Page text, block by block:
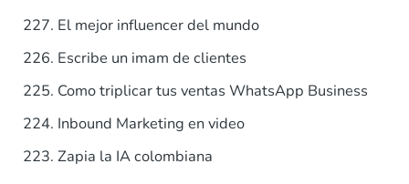
p
o
227. El mejor influencer del mundo
226. Escribe un imam de clientes
225. Como triplicar tus ventas WhatsApp Business
224. Inbound Marketing en video
223. Zapia la IA colombiana